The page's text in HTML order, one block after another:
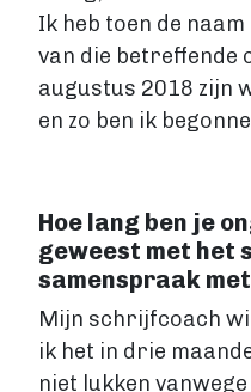
Ik heb toen de
van die betreffende
augustus 2018 zijn
en zo ben ik
Hoe lang ben je
geweest met het
samenspraak
Mijn schrijfcoach
ik het in drie
niet lukken